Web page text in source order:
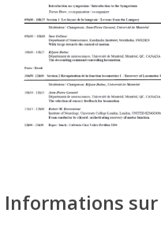
Informations